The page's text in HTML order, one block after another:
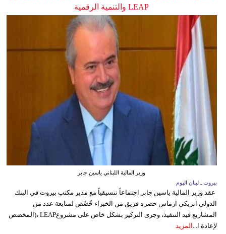
LEAP والتنمية الرقمية
وزير المالية اللبناني ياسين جابر
بيروت ـ لبنان اليوم
عقد وزير المالية ياسين جابر اجتماعاً تنسيقياً مع مدير مكتب بيروت في البنك
الدولي انريكي ارماس حضره فريق من الخبراء خُصِّص لمتابعة عدد من
المشاريع قيد التنفيذ، وجرى التركيز بشكل خاص على مشروعLEAP ،(المخصص
لإعادة ا...
المزيد